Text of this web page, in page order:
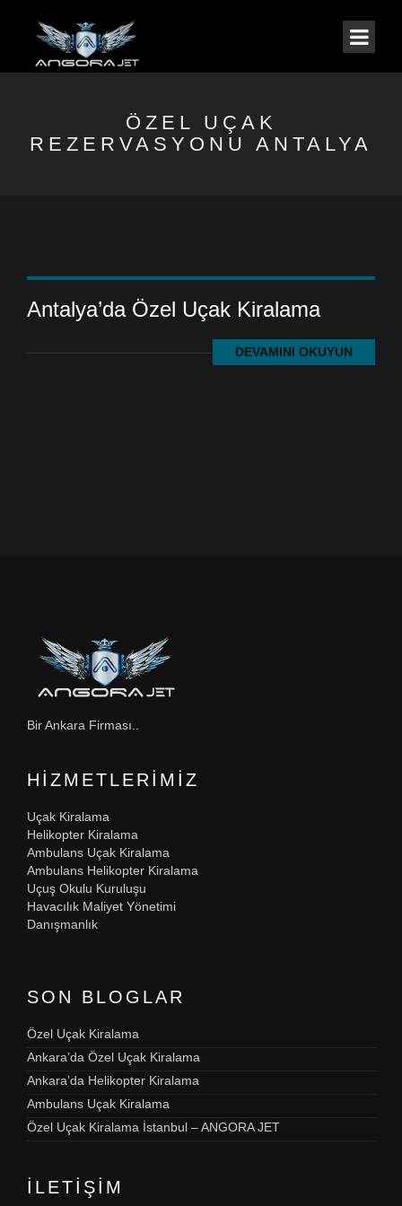
ÖZEL UÇAK
REZERVASYONU ANTALYA
Antalya’da Özel Uçak Kiralama
DEVAMINI OKUYUN
Bir Ankara Firması..
HIZMETLERIMIZ
Uçak Kiralama
Helikopter Kiralama
Ambulans Uçak Kiralama
Ambulans Helikopter Kiralama
Uçuş Okulu Kuruluşu
Havacılık Maliyet Yönetimi
Danışmanlık
SON BLOGLAR
Özel Uçak Kiralama
Ankara’da Özel Uçak Kiralama
Ankara’da Helikopter Kiralama
Ambulans Uçak Kiralama
Özel Uçak Kiralama İstanbul – ANGORA JET
İLETIŞIM